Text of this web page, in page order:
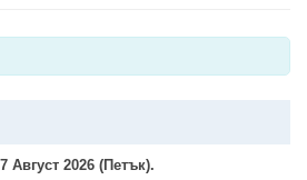
7 Август 2026 (Петък).